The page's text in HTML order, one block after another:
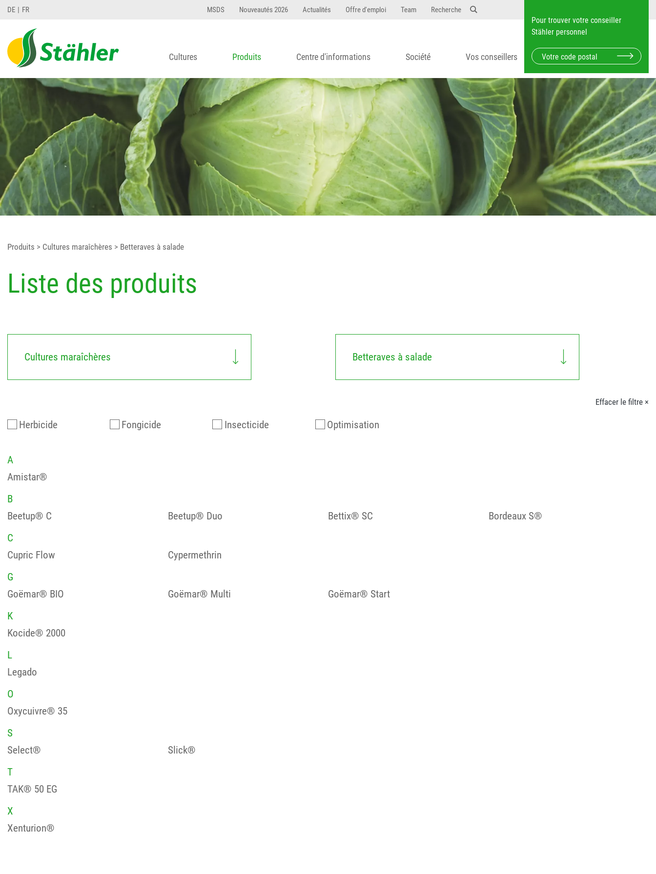
DE FR MSDS Nouveautés 2026 Actualités Offre d'emploi Team Recherche
Pour trouver votre conseiller
Stähler personnel
Cultures Produits Centre d'informations Société Vos conseillers
Produits > Cultures maraîchères > Betteraves à salade
Liste des produits
Cultures maraîchères Betteraves à salade
Effacer le filtre ×
Herbicide Fongicide Insecticide Optimisation
A
Amistar®
B
Beetup® C
Beetup® Duo Bettix® SC
Bordeaux S®
C
Cupric Flow
Cypermethrin
G
Goëmar® BIO
Goëmar® Multi
Goëmar® Start
K
Kocide® 2000
L
Legado
O
Oxycuivre® 35
S
Select®
Slick®
T
TAK® 50 EG
X
Xenturion®